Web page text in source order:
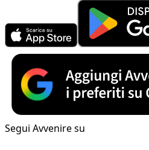
Segui Avvenire su